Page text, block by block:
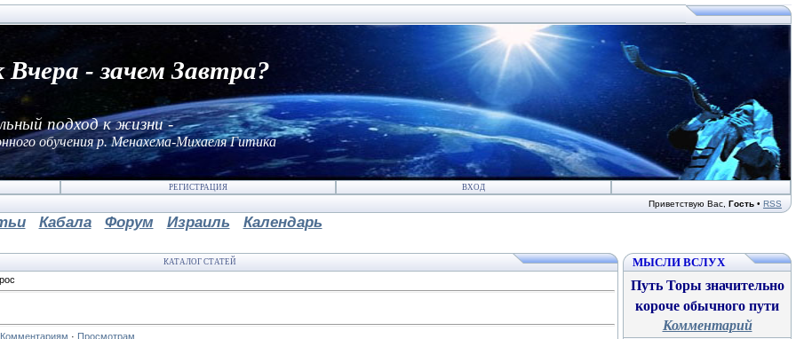
Вчера - зачем Завтра?
подход к жизни -
обучения р. Менахема-Михаеля Гитика
РЕГИСТРАЦИЯ ВХОД
Приветствую Вас Гость • RSS
Кабала Форум Израиль Календарь
КАТАЛОГ СТАТЕЙ
Комментариям · Просмотрам
МЫСЛИ ВСЛУХ
Путь Торы значительно
короче обычного пути
Комментарий